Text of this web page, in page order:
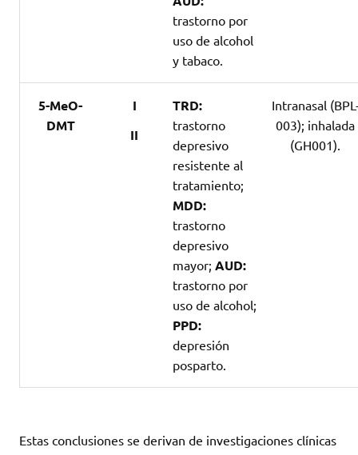
trastorno por
uso de alcohol
y tabaco.
5-MeO-
DMT
I
II
TRD:
trastorno
depresivo
resistente al
tratamiento;
MDD:
trastorno
depresivo
mayor; AUD:
trastorno por
uso de alcohol;
PPD:
depresión
posparto.
Intranasal
003); inhalada
(GH001).
Estas conclusiones se derivan de investigaciones clínicas